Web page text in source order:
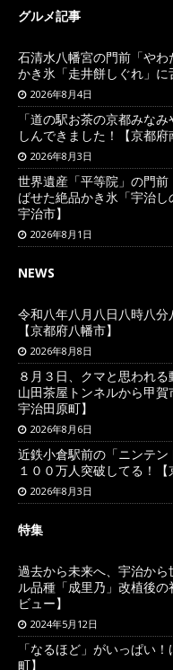
グルメ記事
石清水八幡宮の門前「や
かき氷「走井餅しぐれ」に
2026年8月4日
「道の駅お茶の京都みな
しんできました！【京都府
2026年8月3日
世界遺産「平等院」の門
ばせた絶品かき氷「宇治
宇治市】
2026年8月1日
NEWS
令和八年八月八日八時八分
【京都府八幡市】
2026年8月8日
８月３日、クマと思われ
山田茶屋トンネルから甲
宇治田原町】
2026年8月6日
近鉄小倉駅前の「ニンテ
１００万人突破してる！【
2026年8月3日
特集
過去から未来へ、宇治か
ル品種「成里乃」改植後
ビュー】
2024年5月12日
「なるほど」がいっぱい
町】